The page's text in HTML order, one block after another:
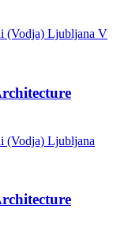
(Vodja) Ljubljana V
(Vodja) Ljubljana